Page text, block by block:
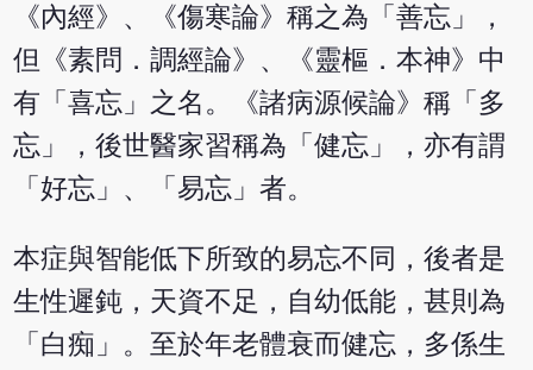
《內經》、《傷寒論》稱之為「善忘」，
但《素問．調經論》、《靈樞．本神》中
有「喜忘」之名。《諸病源候論》稱「多
忘」，後世醫家習稱為「健忘」，亦有謂
「好忘」、「易忘」者。
本症與智能低下所致的易忘不同，後者是
生性遲鈍，天資不足，自幼低能，甚則為
「白痴」。至於年老體衰而健忘，多係生